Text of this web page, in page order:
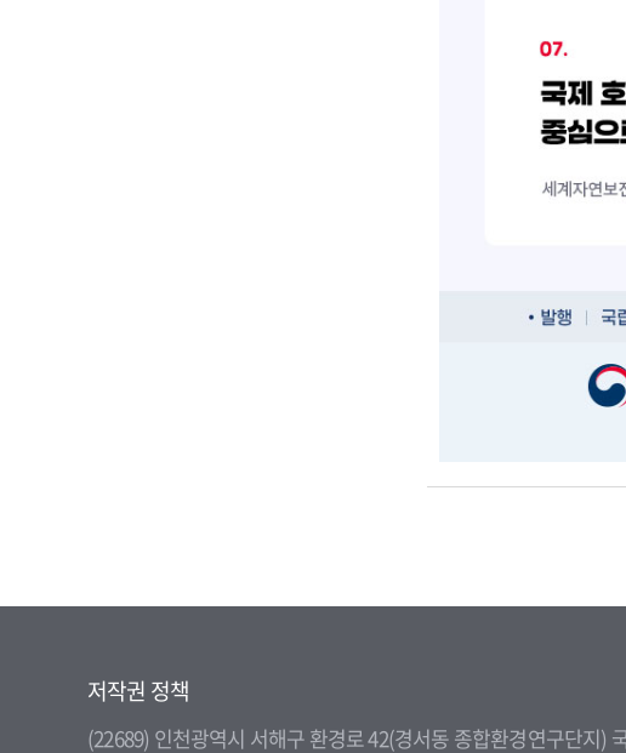
저작권 정책
(22689) 인천광역시 서해구 환경로 42(경서동 종합환경연구단지)